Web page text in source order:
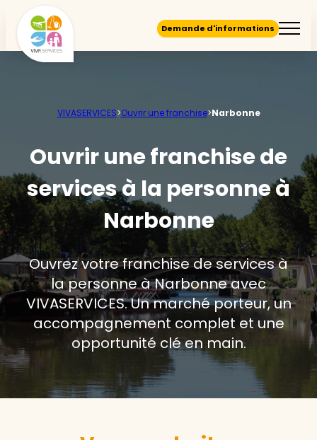
Demande d'informations
VIVASERVICES>Ouvrir une franchise>Narbonne
Ouvrir une franchise de
services à la personne à
Narbonne
Ouvrez votre franchise de services à
la personne à Narbonne avec
VIVASERVICES. Un marché porteur, un
accompagnement complet et une
opportunité clé en main.